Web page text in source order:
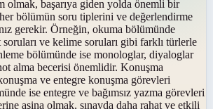
olmak, başarıya giden yolda önemli bir
bölümün soru tiplerini ve değerlendirme
gerekir. Örneğin, okuma bölümünde
soruları ve kelime soruları gibi farklı türlerle
bölümünde ise monologlar, diyaloglar
alma becerisi önemlidir. Konuşma
ve entegre konuşma görevleri
ise entegre ve bağımsız yazma görevleri
aşina olmak, sınavda daha rahat ve etkili